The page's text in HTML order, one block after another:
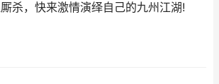
杀，快来激情演绎自己的九州江湖!